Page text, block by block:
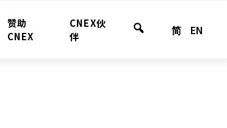
赞助
CNEX
CNEX伙
伴
站
简 EN